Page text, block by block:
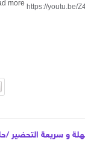
https://youtu.be/
more
و سريعة التحضير /